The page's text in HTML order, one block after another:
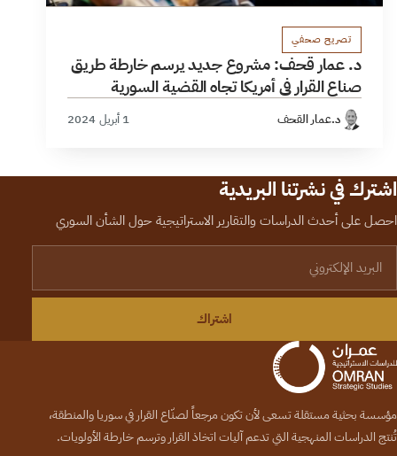
تصريح صحفي
د. عمار قحف: مشروع جديد يرسم خارطة طريق
صناع القرار في أمريكا تجاه القضية السورية
د.عمار القحف 1 أبريل 2024
اشترك في نشرتنا البريدية
احصل على أحدث الدراسات والتقارير الاستراتيجية حول الشأن السوري
اشتراك
مؤسسة بحثية مستقلة تسعى لأن تكون مرجعاً لصنّاع القرار في سوريا والمنطقة،
تُنتج الدراسات المنهجية التي تدعم آليات اتخاذ القرار وترسم خارطة الأولويات.